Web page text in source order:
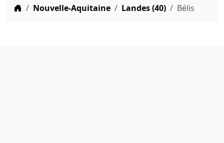
Nouvelle-Aquitaine Landes (40) Bélis